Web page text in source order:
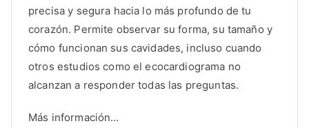
precisa y segura hacia lo más profundo de tu
corazón. Permite observar su forma, su tamaño y
cómo funcionan sus cavidades, incluso cuando
otros estudios como el ecocardiograma no
alcanzan a responder todas las preguntas.
Más información…